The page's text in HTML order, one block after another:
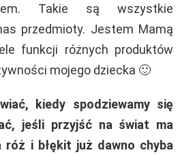
Takie są wszystkie
przedmioty. Jestem Mamą
funkcji różnych produktów
mojego dziecka 🙂
kiedy spodziewamy się
jeśli przyjść na świat ma
róż i błękit już dawno chyba